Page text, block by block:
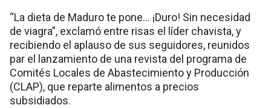
“La dieta de Maduro te pone… ¡Duro! Sin necesidad
de viagra”, exclamó entre risas el líder chavista, y
recibiendo el aplauso de sus seguidores, reunidos
par el lanzamiento de una revista del programa de
Comités Locales de Abastecimiento y Producción
(CLAP), que reparte alimentos a precios
subsidiados.